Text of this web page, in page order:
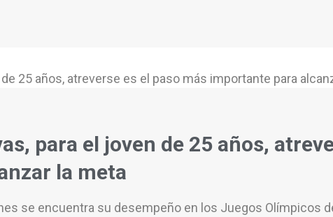
para el joven de 25 años,
la meta
se encuentra su desempeño en los Juegos Olímpicos